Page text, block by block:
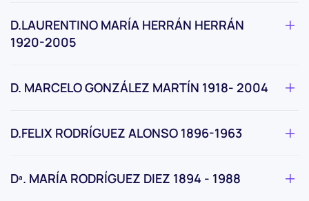
D.LAURENTINO MARÍA HERRÁN HERRÁN
1920-2005
D. MARCELO GONZÁLEZ MARTÍN 1918- 2004
D.FELIX RODRÍGUEZ ALONSO 1896-1963
Dª. MARÍA RODRÍGUEZ DIEZ 1894 - 1988